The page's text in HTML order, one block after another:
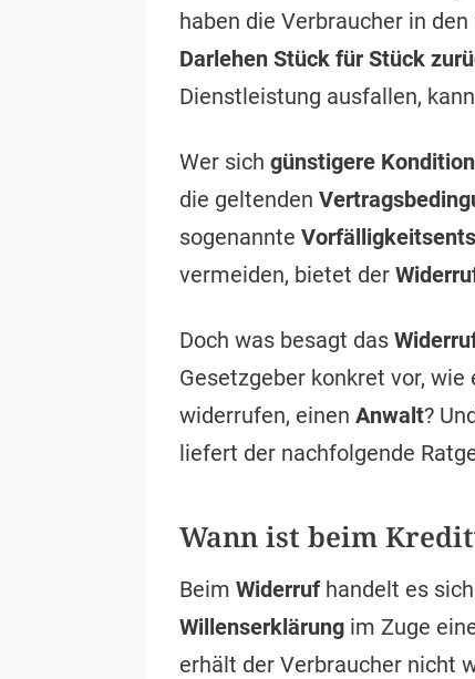
haben die Verbraucher in
Darlehen Stück für Stück
Dienstleistung ausfallen,
Wer sich günstigere
die geltenden
sogenannte
vermeiden, bietet der
Doch was besagt das
Gesetzgeber konkret vor, wie
widerrufen, einen Anwalt?
liefert der nachfolgende
Wann ist beim
Beim Widerrufhandelt es
Willenserklärung im Zuge
erhält der Verbraucher nicht